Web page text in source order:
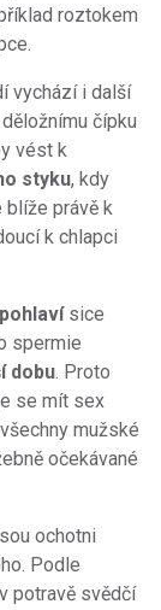
roztokem
vychází i další
čípku
vést k
styku, kdy
blíže právě k
k chlapci
sice
spermie
dobu. Proto
se mít sex
mužské
očekávané
ochotni
Podle
v potravě svědčí